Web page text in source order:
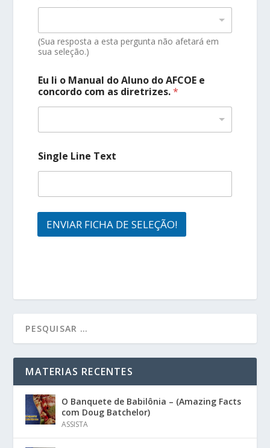
(Sua resposta a esta pergunta não afetará em
sua seleção.)
Eu li o Manual do Aluno do AFCOE e
concordo com as diretrizes.*
Single Line Text
ENVIAR FICHA DE SELEÇÃO!
MATERIAS RECENTES
O Banquete de Babilônia – (Amazing Facts
com Doug Batchelor)
ASSISTA